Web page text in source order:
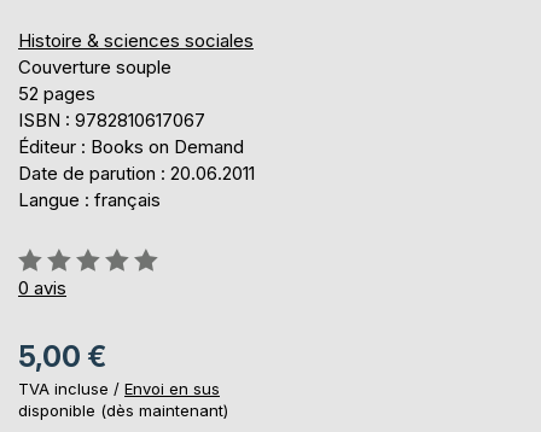
Histoire & sciences sociales
Couverture souple
52 pages
ISBN : 9782810617067
Éditeur : Books on Demand
Date de parution : 20.06.2011
Langue : français
Évaluation:
0%
0 avis
5,00 €
TVA incluse / Envoi en sus
disponible (dès maintenant)